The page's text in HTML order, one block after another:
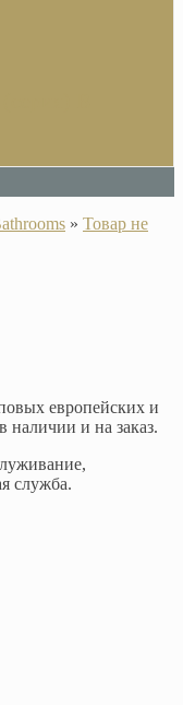
В
» Товар не
европейских и
наличии и на заказ.
служба.